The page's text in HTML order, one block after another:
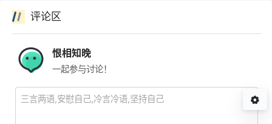
评论区
恨相知晚
一起参与讨论！